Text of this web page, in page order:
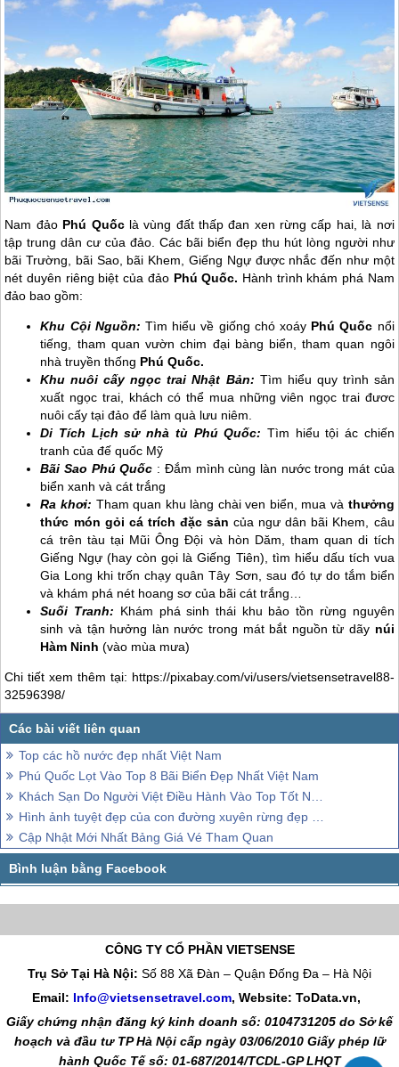
Nam đảo Phú Quốclà vùng đất thấp đan xen rừng cấp hai, là nơi
tập trung dân cư của đảo. Các bãi biển đẹp thu hút lòng người như
bãi Trường, bãi Sao, bãi Khem, Giếng Ngự được nhắc đến như một
nét duyên riêng biệt của đảo Phú Quốc. Hành trình khám phá Nam
đảo bao gồm:
Khu Cội Nguồn: Tìm hiểu về giống chó xoáy Phú Quốc nổi
tiếng, tham quan vườn chim đại bàng biển, tham quan ngôi
nhà truyền thống Phú Quốc.
Khu nuôi cấy ngọc trai Nhật Bản: Tìm hiểu quy trình sản
xuất ngọc trai, khách có thể mua những viên ngọc trai đươc
nuôi cấy tại đảo để làm quà lưu niêm.
Di Tích Lịch sử nhà tù Phú Quốc: Tìm hiểu tội ác chiến
tranh của đế quốc Mỹ
Bãi Sao Phú Quốc : Đắm mình cùng làn nước trong mát của
biển xanh và cát trắng
Ra khơi: Tham quan khu làng chài ven biển, mua và thưởng
thức món gỏi cá trích đặc sản của ngư dân bãi Khem, câu
cá trên tàu tại Mũi Ông Đội và hòn Dăm, tham quan di tích
Giếng Ngự (hay còn gọi là Giếng Tiên), tìm hiểu dấu tích vua
Gia Long khi trốn chạy quân Tây Sơn, sau đó tự do tắm biển
và khám phá nét hoang sơ của bãi cát trắng…
Suối Tranh: Khám phá sinh thái khu bảo tồn rừng nguyên
sinh và tận hưởng làn nước trong mát bắt nguồn từ dãy núi
Hàm Ninh (vào mùa mưa)
Chi tiết xem thêm tại: https://pixabay.com/vi/users/vietsensetravel88-
32596398/
Top các hồ nước đẹp nhất Việt Nam
Phú Quốc Lọt Vào Top 8 Bãi Biển Đẹp Nhất Việt Nam
Khách Sạn Do Người Việt Điều Hành Vào Top Tốt Nhất Thế Giới
Hình ảnh tuyệt đẹp của con đường xuyên rừng đẹp nhất Việt Nam
Cập Nhật Mới Nhất Bảng Giá Vé Tham Quan
CÔNG TY CỔ PHẦN VIETSENSE
Trụ Sở Tại Hà Nội: Số 88 Xã Đàn – Quận Đống Đa – Hà Nội
Email: Info@vietsensetravel.com, Website: ToData.vn,
Giấy chứng nhận đăng ký kinh doanh số: 0104731205 do Sở kế
hoạch và đầu tư TP Hà Nội cấp ngày 03/06/2010 Giấy phép lữ
hành Quốc Tế số: 01-687/2014/TCDL-GP LHQT